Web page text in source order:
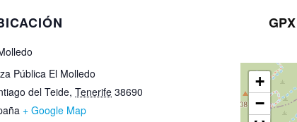
Pública El Molledo
del Teide, Tenerife 38690
+ Google Map
GPX
+
−